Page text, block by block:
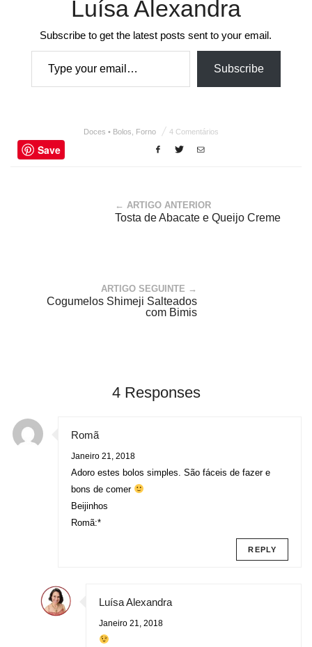
Luísa Alexandra
Subscribe to get the latest posts sent to your email.
Type your email…
Subscribe
Doces • Bolos Forno 4 Comentários
Save
← ARTIGO ANTERIOR
Tosta de Abacate e Queijo Creme
ARTIGO SEGUINTE →
Cogumelos Shimeji Salteados
com Bimis
4 Responses
Romã
Janeiro 21, 2018
Adoro estes bolos simples. São fáceis de fazer e
bons de comer
Beijinhos
Romã:*
REPLY
Luísa Alexandra
Janeiro 21, 2018